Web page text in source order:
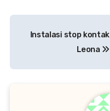
Instalasi stop kontak
Leona